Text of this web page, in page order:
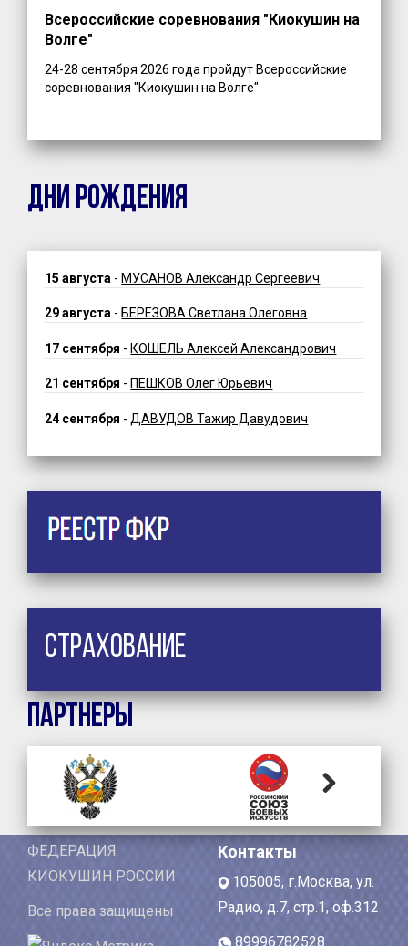
Всероссийские соревнования "Киокушин на
Волге"
24-28 сентября 2026 года пройдут Всероссийские
соревнования "Киокушин на Волге"
ДНИ РОЖДЕНИЯ
15 августа - МУСАНОВ Александр Сергеевич
29 августа - БЕРЕЗОВА Светлана Олеговна
17 сентября - КОШЕЛЬ Алексей Александрович
21 сентября - ПЕШКОВ Олег Юрьевич
24 сентября - ДАВУДОВ Тажир Давудович
Страхование
Партнеры
ФЕДЕРАЦИЯ
КИОКУШИН РОССИИ
Все права защищены
Контакты
105005, г.Москва, ул.
Радио, д.7, стр.1, оф.312
89996782528